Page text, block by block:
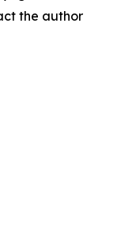
the author